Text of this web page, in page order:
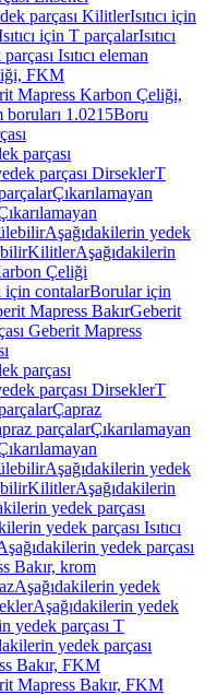
parçası KilitlerIsıtıcı için
için T parçalarIsıtıcı
Isıtıcı eleman
FKM
Mapress Karbon Çeliği,
boruları 1.0215Boru
parçası
parçası DirseklerT
Çıkarılamayan
Aşağıdakilerin yedek
KilitlerAşağıdakilerin
Çeliği
için contalarBorular için
Mapress BakırGeberit
Geberit Mapress
parçası
parçası DirseklerT
Çapraz
parçalarÇıkarılamayan
Aşağıdakilerin yedek
KilitlerAşağıdakilerin
yedek parçası
yedek parçası Isıtıcı
yedek parçası
Bakır, krom
Aşağıdakilerin yedek
Aşağıdakilerin yedek
yedek parçası T
yedek parçası
Bakır, FKM
Mapress Bakır, FKM